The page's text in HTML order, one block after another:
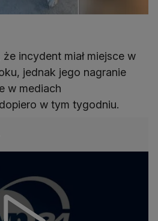
incydent miał miejsce w
jednak jego nagranie
w mediach
w tym tygodniu.